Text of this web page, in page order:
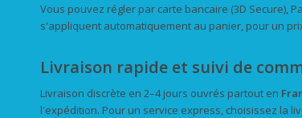
Vous pouvez régler par carte bancaire (3D Secure),
s'appliquent automatiquement au panier, pour un
Livraison rapide et suivi de
Livraison discrète en 2–4 jours ouvrés partout en
l'expédition. Pour un service express, choisissez la